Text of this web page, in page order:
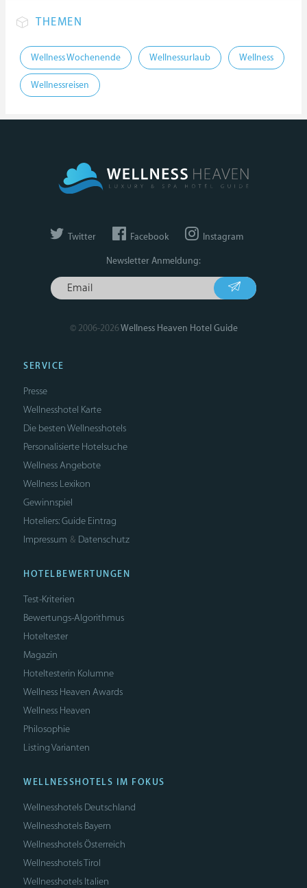
THEMEN
Wellness Wochenende Wellnessurlaub Wellness
Wellnessreisen
Twitter Facebook Instagram
Newsletter Anmeldung:
© 2006-2026Wellness Heaven Hotel Guide
SERVICE
Presse
Wellnesshotel Karte
Die besten Wellnesshotels
Personalisierte Hotelsuche
Wellness Angebote
Wellness Lexikon
Gewinnspiel
Hoteliers: Guide Eintrag
Impressum & Datenschutz
HOTELBEWERTUNGEN
Test-Kriterien
Bewertungs-Algorithmus
Hoteltester
Magazin
Hoteltesterin Kolumne
Wellness Heaven Awards
Wellness Heaven
Philosophie
Listing Varianten
WELLNESSHOTELS IM FOKUS
Wellnesshotels Deutschland
Wellnesshotels Bayern
Wellnesshotels Österreich
Wellnesshotels Tirol
Wellnesshotels Italien